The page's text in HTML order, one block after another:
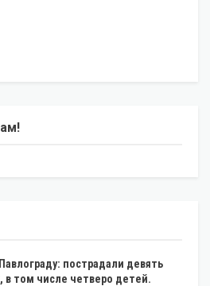
пострадали девять
в том числе четверо детей.